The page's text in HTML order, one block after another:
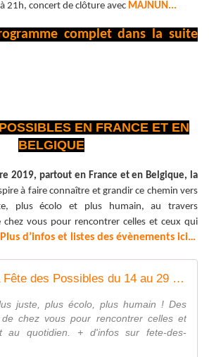
21h, concert de clôture avec MAJNUN...
complet dans la suite
EN FRANCE ET EN
BELGIQUE
2019, partout en France et en Belgique, la
à faire connaître et grandir ce chemin vers
plus écolo et plus humain, au travers
chez vous pour rencontrer celles et ceux qui
Plus d’infos et listes des évènements ici…
Prenez part à la Fête des Possibles du 14 au 29 septembre !
juste, plus écolo, plus humain ! Des
chez vous pour rencontrer celles et
au quotidien. + d'infos sur fete-des-